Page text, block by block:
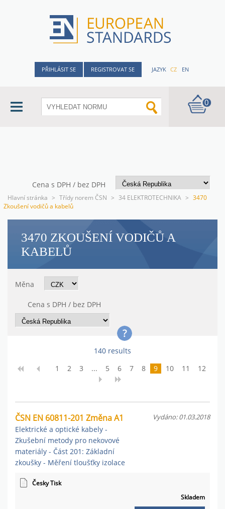
PŘIHLÁSIT SE REGISTROVAT SE JAZYK CZ EN
0
Cena s DPH / bez DPH
Hlavní stránka > Třídy norem ČSN > 34 ELEKTROTECHNIKA > 3470
Zkoušení vodičů a kabelů
3470 ZKOUŠENÍ VODIČŮ A
KABELŮ
Měna
Cena s DPH / bez DPH
140 results
1
2 3 ... 5 6 7 8 9 10 11 12
ČSN EN 60811-201 Změna A1
Elektrické a optické kabely -
Zkušební metody pro nekovové
materiály - Část 201: Základní
zkoušky - Měření tloušťky izolace
Vydáno: 01.03.2018
Česky Tisk
Skladem